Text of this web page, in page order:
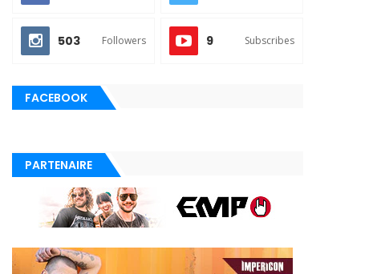
503 Followers 9 Subscribes
FACEBOOK
PARTENAIRE